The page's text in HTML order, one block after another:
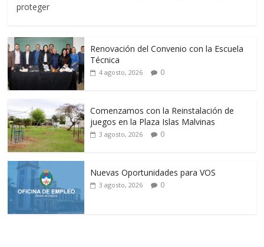
proteger
Renovación del Convenio con la Escuela
Técnica
4 agosto, 2026 0
Comenzamos con la Reinstalación de
juegos en la Plaza Islas Malvinas
3 agosto, 2026 0
Nuevas Oportunidades para VOS
3 agosto, 2026 0